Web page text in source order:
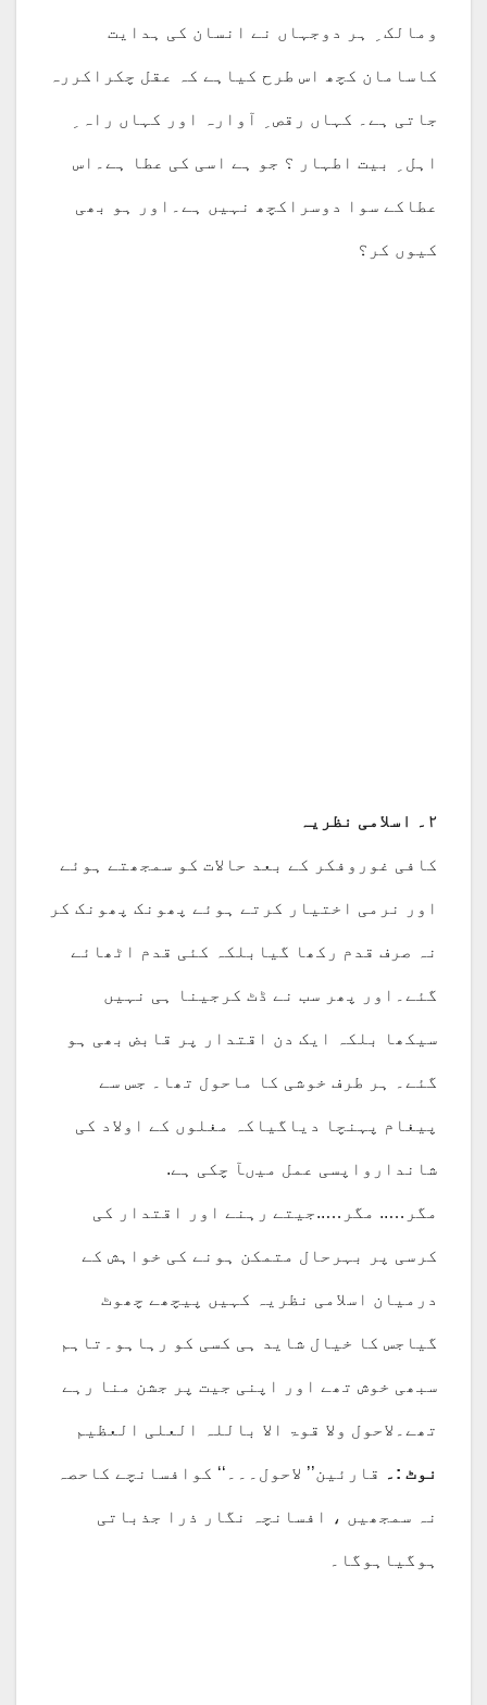
ومالک ِ ہر دوجہاں نے انسان کی ہدایت
کاسامان کچھ اس طرح کیاہے کہ عقل چکراکررہ
جاتی ہے۔ کہاں رقص ِ آوارہ اور کہاں راہ ِ
اہل ِ بیت اطہار ؟ جو ہے اسی کی عطا ہے۔اس
عطاکے سوا دوسراکچھ نہیں ہے۔اور ہو بھی
کیوں کر؟
۲۔ اسلامی نظریہ
کافی غوروفکر کے بعد حالات کو سمجھتے ہوئے
اور نرمی اختیار کرتے ہوئے پھونک پھونک کر
نہ صرف قدم رکھا گیابلکہ کئی قدم اٹھائے
گئے۔اور پھر سب نے ڈٹ کرجینا ہی نہیں
سیکھا بلکہ ایک دن اقتدار پر قابض بھی ہو
گئے۔ ہر طرف خوشی کا ماحول تھا۔ جس سے
پیغام پہنچا دیاگیاکہ مغلوں کے اولاد کی
شاندارواپسی عمل میںآ چکی ہے.
مگر….. مگر…..جیتے رہنے اور اقتدار کی
کرسی پر بہرحال متمکن ہونے کی خواہش کے
درمیان اسلامی نظریہ کہیں پیچھے چھوٹ
گیاجس کا خیال شاید ہی کسی کو رہاہو۔تاہم
سبھی خوش تھے اور اپنی جیت پر جشن منا رہے
تھے۔لاحول ولا قوۃ الا باللہ العلی العظیم
نوٹ :۔ قارئین’’ لاحول۔۔۔‘‘ کوافسانچے کاحصہ
نہ سمجھیں ، افسانچہ نگار ذرا جذباتی
ہوگیاہوگا۔